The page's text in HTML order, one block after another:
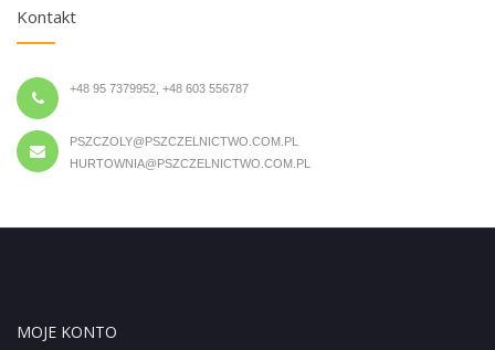
Kontakt
+48 95 7379952, +48 603 556787
PSZCZOLY@PSZCZELNICTWO.COM.PL
HURTOWNIA@PSZCZELNICTWO.COM.PL
MOJE KONTO